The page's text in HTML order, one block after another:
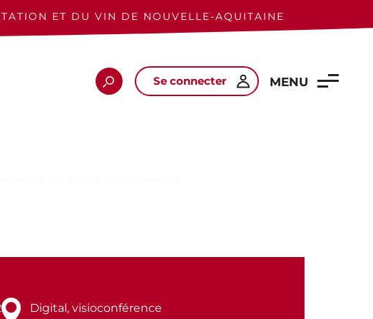
ET DU VIN DE NOUVELLE-AQUITAINE
Se connecter MENU
Digital, visioconférence